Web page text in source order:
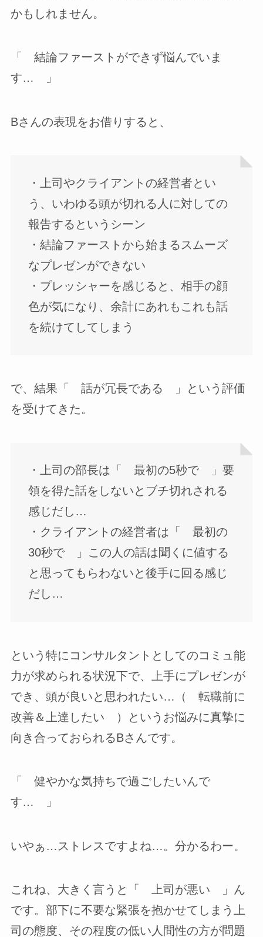
かもしれません。
「 結論ファーストができず悩んでいま
す… 」
Bさんの表現をお借りすると、
・上司やクライアントの経営者とい
う、いわゆる頭が切れる人に対しての
報告するというシーン
・結論ファーストから始まるスムーズ
なプレゼンができない
・プレッシャーを感じると、相手の顔
色が気になり、余計にあれもこれも話
を続けてしてしまう
で、結果「 話が冗長である 」という評価
を受けてきた。
・上司の部長は「 最初の5秒で 」要
領を得た話をしないとブチ切れされる
感じだし…
・クライアントの経営者は「 最初の
30秒で 」この人の話は聞くに値する
と思ってもらわないと後手に回る感じ
だし…
という特にコンサルタントとしてのコミュ能
力が求められる状況下で、上手にプレゼンが
でき、頭が良いと思われたい…（ 転職前に
改善＆上達したい ）というお悩みに真摯に
向き合っておられるBさんです。
「 健やかな気持ちで過ごしたいんで
す… 」
いやぁ…ストレスですよね…。分かるわー。
これね、大きく言うと「 上司が悪い 」ん
です。部下に不要な緊張を抱かせてしまう上
司の態度、その程度の低い人間性の方が問題